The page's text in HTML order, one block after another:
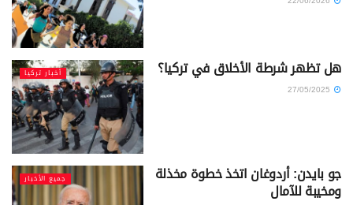
أخبار تركيا هل تظهر شرطة الأخلاق في تركيا؟
جميع الأخبار جو بايدن: أردوغان اتخذ خطوة مخذلة
ومخيبة للآمال